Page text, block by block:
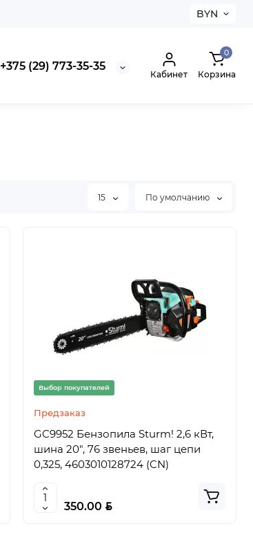
BYN
+375 (29) 773-35-35
Кабинет
0
Корзина
15 По умолчанию
Выбор покупателей
Предзаказ
GC9952 Бензопила Sturm! 2,6 кВт,
шина 20", 76 звеньев, шаг цепи
0,325, 4603010128724 (CN)
350.00 BYN